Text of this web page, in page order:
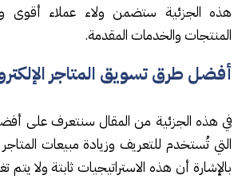
هذه الجزئية ستضمن ولاء عملاء أقوى
المنتجات والخدمات المقدمة.
أفضل طرق تسويق المتاجر
في هذه الجزئية من المقال سنتعرف على
التي تُستخدم للتعريف وزيادة مبيعات المتاجر
بالإشارة أن هذه الاستراتيجيات ثابتة ولا يتم